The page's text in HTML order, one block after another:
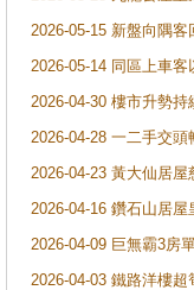
2026-05-15 新盤向隅
2026-05-14 同區上車
2026-04-30 樓市升勢
2026-04-28 一二手交
2026-04-23 黃大仙居
2026-04-16 鑽石山居
2026-04-09 巨無霸3房
2026-04-03 鐵路洋樓